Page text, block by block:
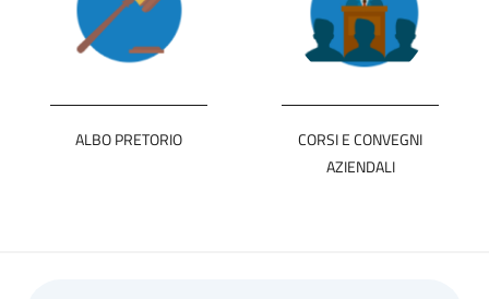
ALBO PRETORIO
CORSI E CONVEGNI
AZIENDALI